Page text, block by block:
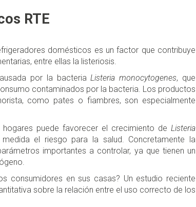
RTE
domésticos es un factor que contribuye
entre ellas la listeriosis.
por la bacteriaListeria monocytogenes, que
contaminados por la bacteria. Los productos
como pates o fiambres, son especialmente
puede favorecer el crecimiento de Listeria
el riesgo para la salud. Concretamente la
importantes a controlar, ya que tienen un
consumidores en sus casas? Un estudio reciente
sobre la relación entre el uso correcto de los